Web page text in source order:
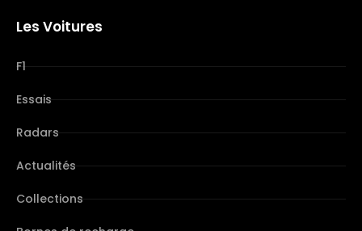
Les Voitures
F1
Essais
Radars
Actualités
Collections